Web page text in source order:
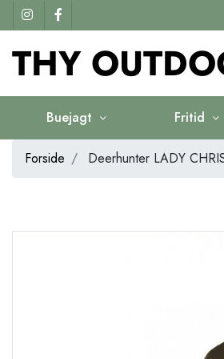
Buejagt Fritid
Forside Deerhunter LADY